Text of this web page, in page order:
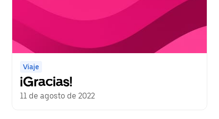
Viaje
¡Gracias!
11 de agosto de 2022